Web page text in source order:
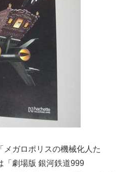
メガロポリスの機械化人た
「劇場版 銀河鉄道999